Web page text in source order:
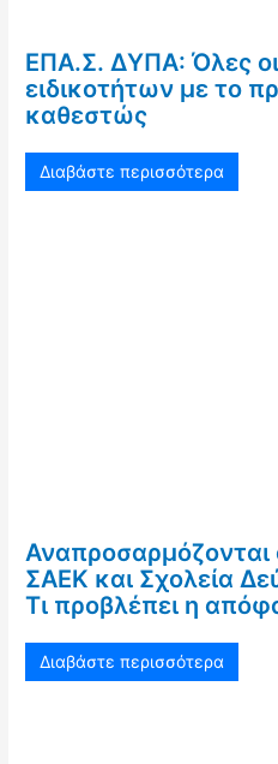
ΕΠΑ.Σ. ΔΥΠΑ: Όλες οι
ειδικοτήτων με το
καθεστώς
Διαβάστε περισσότερα
Αναπροσαρμόζονται
ΣΑΕΚ και Σχολεία
Τι προβλέπει η
Διαβάστε περισσότερα